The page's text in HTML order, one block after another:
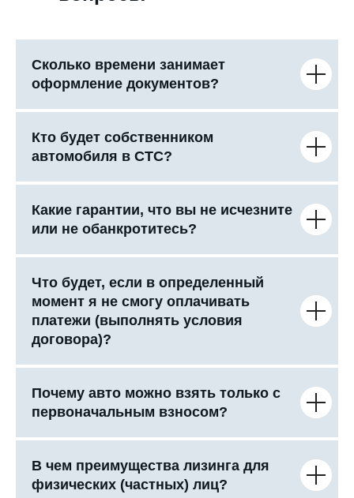
Сколько времени занимает
оформление документов?
Кто будет собственником
автомобиля в СТС?
Какие гарантии, что вы не исчезните
или не обанкротитесь?
Что будет, если в определенный
момент я не смогу оплачивать
платежи (выполнять условия
договора)?
Почему авто можно взять только с
первоначальным взносом?
В чем преимущества лизинга для
физических (частных) лиц?